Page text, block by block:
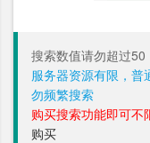
搜索数值请勿超过50
服务器资源有限，
勿频繁搜索
购买搜索功能即可不
购买